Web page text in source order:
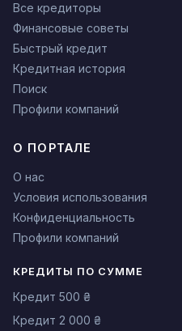
Все кредиторы
Финансовые советы
Быстрый кредит
Кредитная история
Поиск
Профили компаний
О ПОРТАЛЕ
О нас
Условия использования
Конфиденциальность
Профили компаний
КРЕДИТЫ ПО СУММЕ
Кредит 500 ₴
Кредит 2 000 ₴